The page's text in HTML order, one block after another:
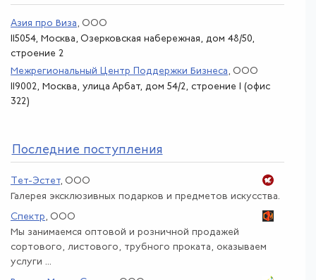
Азия про Виза , ООО
115054, Москва, Озерковская набережная, дом 48/50,
строение 2
Межрегиональный Центр Поддержки Бизнеса, ООО
119002, Москва, улица Арбат, дом 54/2, строение 1 (офис
322)
Последние поступления
Тет-Эстет, ООО
Галерея эксклюзивных подарков и предметов искусства.
Спектр , ООО
Мы занимаемся оптовой и розничной продажей
сортового, листового, трубного проката, оказываем
услуги ...